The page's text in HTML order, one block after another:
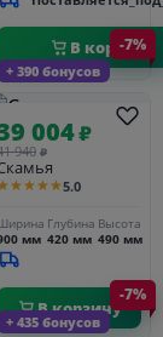
В корзину
+ 390 бонусов
-7%
004₽
940 ₽
5.0
мм
Глубина
420 мм
Высота
490 мм
В корзину
+ 435 бонусов
-7%